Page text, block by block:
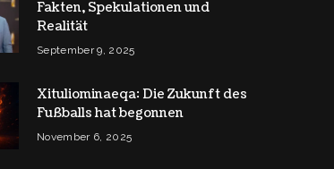
Fakten, Spekulationen und
Realität
September 9, 2025
Xituliominaeqa: Die Zukunft des
Fußballs hat begonnen
November 6, 2025